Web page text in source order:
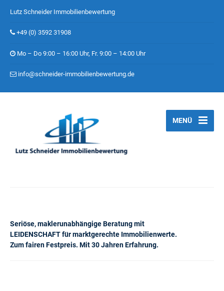
Lutz Schneider Immobilienbewertung
+49 (0) 3592 31908
Mo – Do 9:00 – 16:00 Uhr, Fr. 9:00 – 14:00 Uhr
info@schneider-immobilienbewertung.de
Seriöse, maklerunabhängige Beratung mit
LEIDENSCHAFT für marktgerechte Immobilienwerte.
Zum fairen Festpreis. Mit 30 Jahren Erfahrung.
MENÜ